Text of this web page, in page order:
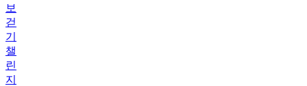
보
걷
기
챌
린
지